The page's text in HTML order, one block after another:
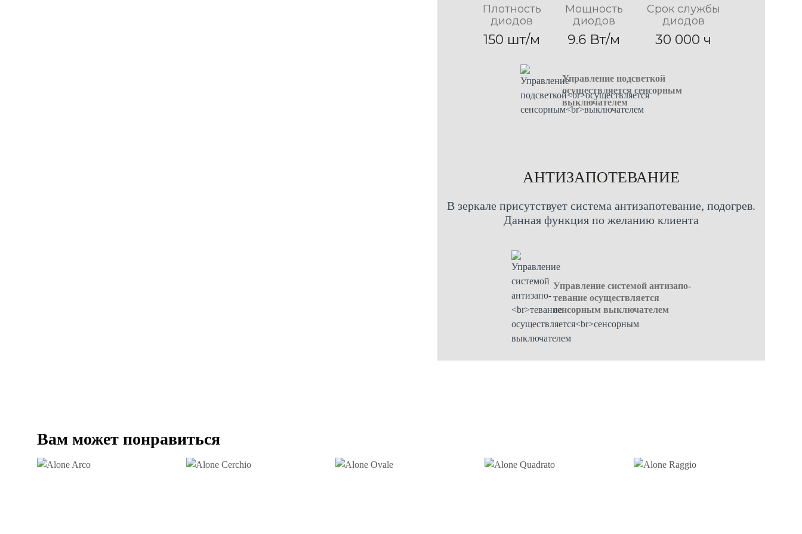
Вам может понравиться
Плотность
диодов
150 шт/м
Мощность
диодов
9.6 Вт/м
Срок службы
диодов
30 000 ч
Управление подсветкой
осуществляется сенсорным
выключателем
AНТИЗАПОТЕВАНИЕ
В зеркале присутствует система антизапотевание, подогрев.
Данная функция по желанию клиента
Управление системой антизапо-
тевание осуществляется
сенсорным выключателем